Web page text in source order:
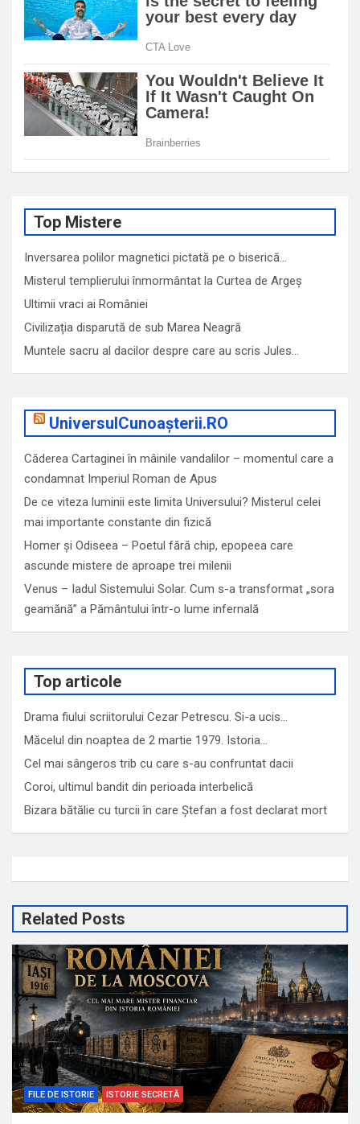
Top Mistere
Inversarea polilor magnetici pictată pe o biserică…
Misterul templierului înmormântat la Curtea de Argeș
Ultimii vraci ai României
Civilizația disparută de sub Marea Neagră
Muntele sacru al dacilor despre care au scris Jules…
UniversulCunoașterii.RO
Căderea Cartaginei în mâinile vandalilor – momentul care a
condamnat Imperiul Roman de Apus
De ce viteza luminii este limita Universului? Misterul celei
mai importante constante din fizică
Homer și Odiseea – Poetul fără chip, epopeea care
ascunde mistere de aproape trei milenii
Venus – Iadul Sistemului Solar. Cum s-a transformat „sora
geamănă” a Pământului într-o lume infernală
Top articole
Drama fiului scriitorului Cezar Petrescu. Si-a ucis…
Măcelul din noaptea de 2 martie 1979. Istoria…
Cel mai sângeros trib cu care s-au confruntat dacii
Coroi, ultimul bandit din perioada interbelică
Bizara bătălie cu turcii în care Ștefan a fost declarat mort
Related Posts
FILE DE ISTORIE ISTORIE SECRETĂ